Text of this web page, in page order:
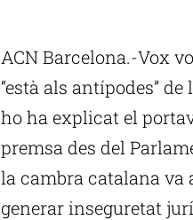
ACN Barcelona.-Vox
“està als antípodes”
ho ha explicat el
premsa des del
la cambra catalana va
generar inseguretat